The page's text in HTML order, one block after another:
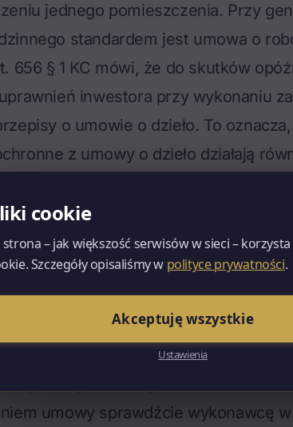
jednego pomieszczenia. Przy
standardem jest umowa o
656 § 1 KC mówi, że do skutków
inwestora przy wykonaniu
o umowie o dzieło. To
z umowy o dzieło działają
kogo zatrudniacie
ale to jeden z elementów, w którym
umowie muszą znaleźć się pełne
zidentyfikować wykonawcę. Dla
i nazwisko, adres, NIP, REGON,
adres siedziby, NIP, REGON,
do reprezentacji.
umowy sprawdźcie wykonawcę
cookie
strona – jak większość serwisów w sieci –
Szczegóły opisaliśmy w polityce prywatności.
Akceptuję wszystkie
Ustawienia